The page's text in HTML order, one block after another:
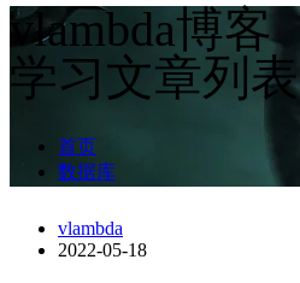
vlambda博客
学习文章列表
首页
数据库
vlambda
2022-05-18